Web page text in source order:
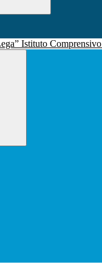
Istituto Comprensivo